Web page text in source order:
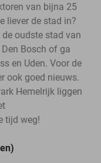
van bijna 25
liever de stad in?
oudste stad van
Bosch of ga
en Uden. Voor de
ook goed nieuws.
Hemelrijk liggen
tijd weg!